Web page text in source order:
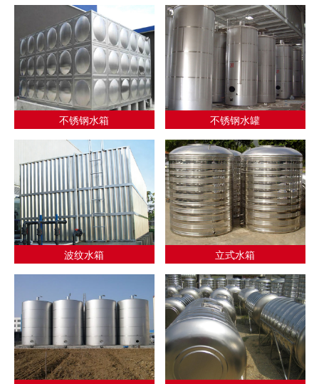
不锈钢水箱 不锈钢水罐
波纹水箱 立式水箱